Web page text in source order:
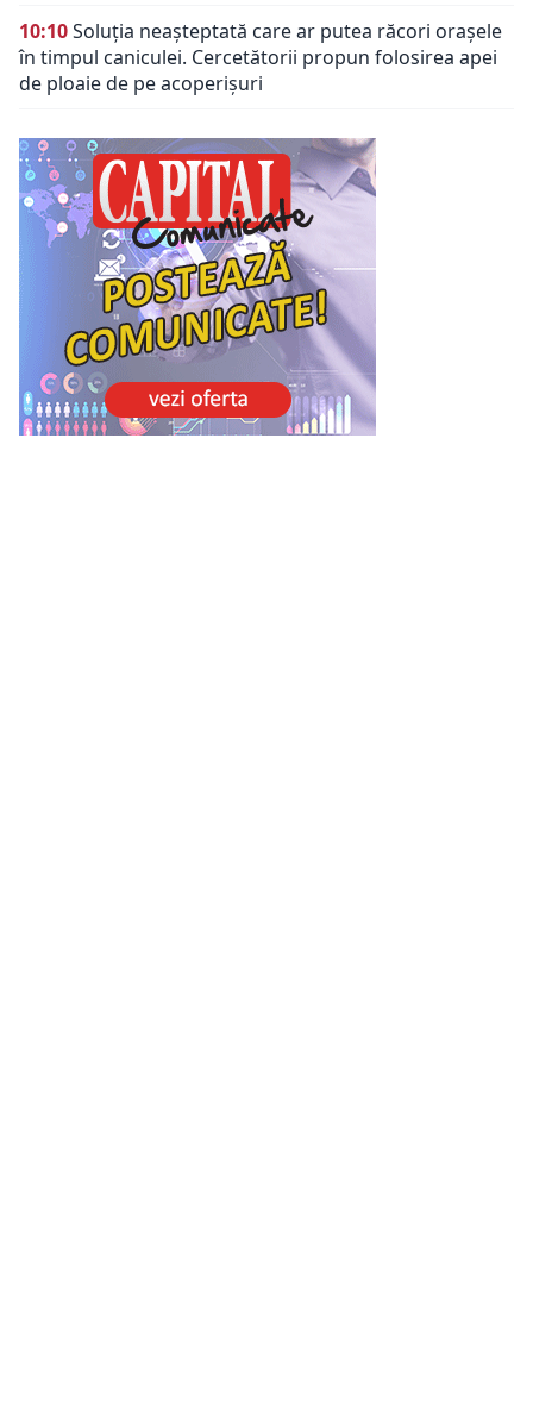
10:10Soluția neașteptată care ar putea răcori orașele
în timpul caniculei. Cercetătorii propun folosirea apei
de ploaie de pe acoperișuri